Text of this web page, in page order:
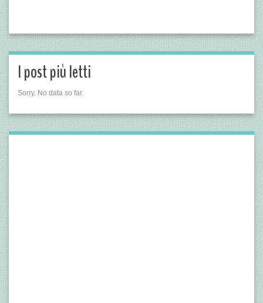
I post più letti
Sorry. No data so far.